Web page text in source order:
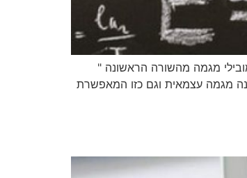
מגמה מהשורה הראשונה "
מגמה עצמאית וגם כזו המאפשרת